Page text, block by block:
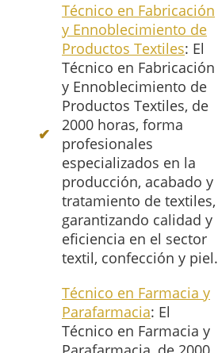
Técnico en Fabricación
y Ennoblecimiento de
Productos Textiles: El
Técnico en Fabricación
y Ennoblecimiento de
Productos Textiles, de
2000 horas, forma
profesionales
especializados en la
producción, acabado y
tratamiento de textiles,
garantizando calidad y
eficiencia en el sector
textil, confección y piel.
Técnico en Farmacia y
Parafarmacia: El
Técnico en Farmacia y